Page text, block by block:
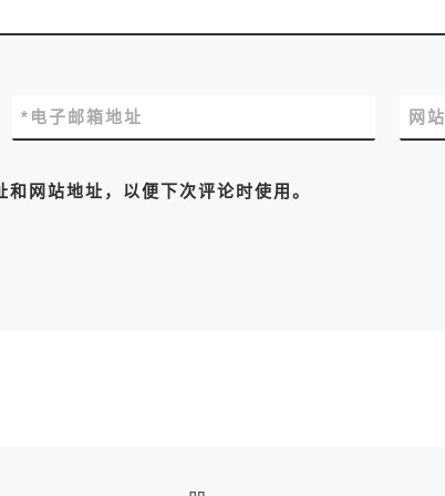
电子邮箱地址
* 网
网站地址，以便下次评论时使用。